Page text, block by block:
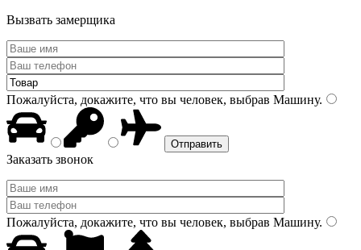
Вызвать замерщика
Пожалуйста, докажите, что вы человек, выбрав Машину.
Заказать звонок
Пожалуйста, докажите, что вы человек, выбрав Машину.